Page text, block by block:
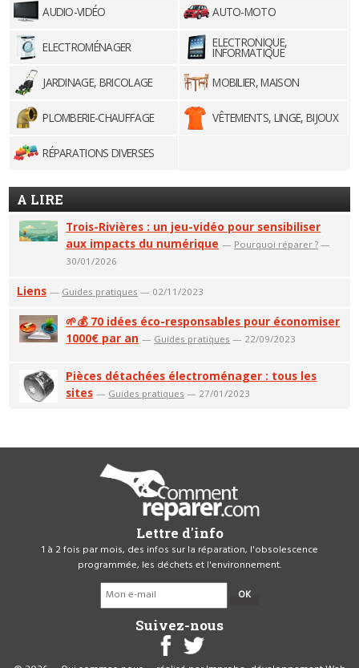
AUDIO-VIDÉO AUTO-MOTO
ELECTROMÉNAGER ELECTRONIQUE,
INFORMATIQUE
JARDINAGE, BRICOLAGE
MOBILIER, MAISON
PLOMBERIE-CHAUFFAGE VÊTEMENTS, LINGE, BIJOUX
RÉPARATIONS DIVERSES
A LIRE
Trois-Rivières : un jeu-vidéo pour sensibiliser
aux impacts du numérique — Pourquoi réparer ? —
30/01/2026
Liens — Guides pratiques — 02/11/2023
🌱💰 70 idées éco-responsables pour économiser
1000€ par an — Guides pratiques — 22/09/2023
Pièces détachées électroménager : tous les
sites — Guides pratiques — 27/01/2023
Lettre d'info
1 à 2 fois par mois, des infos sur la réparation, l'obsolescence
programmée, les déchets et l'environnement.
OK
Suivez-nous